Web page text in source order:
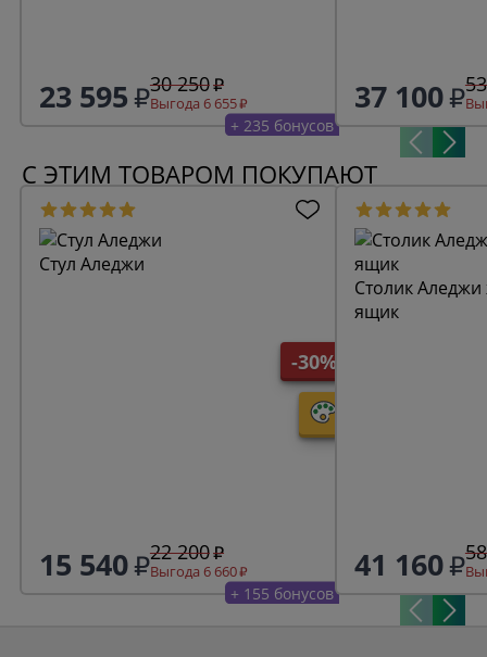
23 595 30 250
Выгода 6 655
+ 235 бонусов
37 100
С ЭТИМ ТОВАРОМ ПОКУПАЮТ
-30%
Стул Аледжи
15 540 22 200
Выгода 6 660
+ 155 бонусов
Столик
ящик
41 160